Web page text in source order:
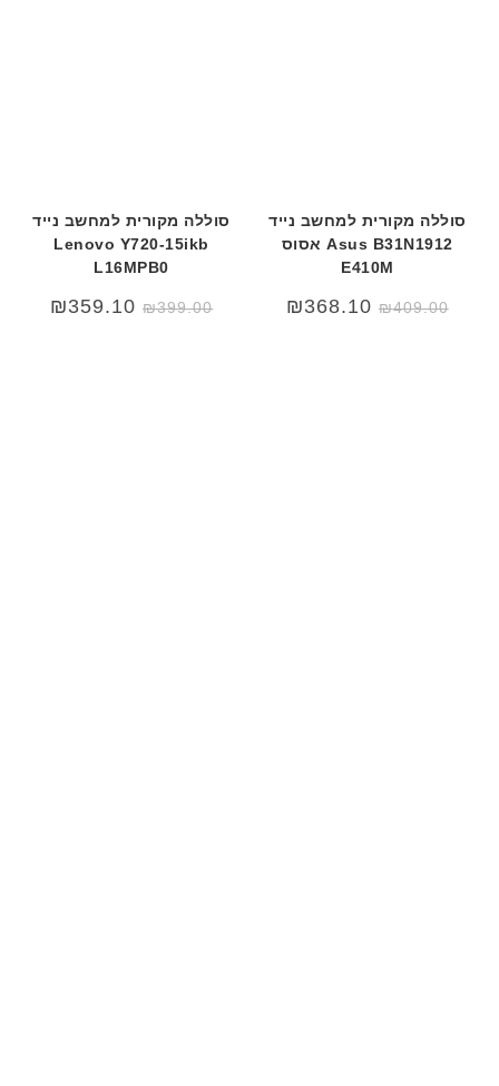
סוללה מקורית למחשב נייד
Asus B31N1912 אסוס
E410M
המחיר
המקורי
₪409.00
המחיר
הנוכחי
₪368.10
סוללה מקורית למחשב נייד
Lenovo Y720-15ikb
L16MPB0
₪399.00
₪359.10